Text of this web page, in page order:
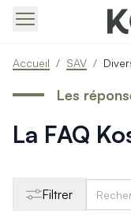
Produits >
Produits >
Produits >
Produits >
Produits >
Produits >
Produits >
Accueil / SAV /
La FAQ
Les
Filtrer